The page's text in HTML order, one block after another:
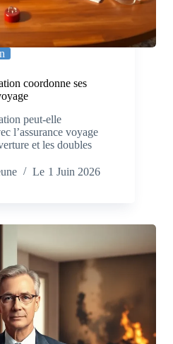
coordonne ses
peut-elle
l’assurance voyage
et les doubles
Le 1 Juin 2026